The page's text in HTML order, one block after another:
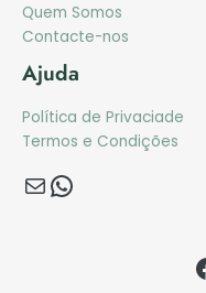
Quem Somos
Contacte-nos
Ajuda
Política de Privaciade
Termos e Condições